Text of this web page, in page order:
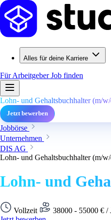
Alles für deine Karriere
Für ArbeitgeberJob finden
Lohn- und Gehaltsbuchhalter (m/
Jetzt bewerben
Jobbörse
Unternehmen
DIS AG
Lohn- und Gehaltsbuchhalter (m/
Lohn- und
Vollzeit 38000 - 55000 € /